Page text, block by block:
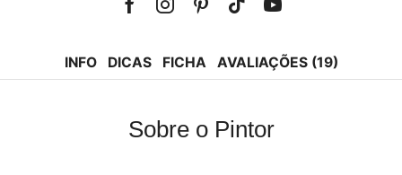
FacebookInstagramPinterest
Tik-Youtube
INFO DICAS FICHA AVALIAÇÕES (19)
Sobre o Pintor